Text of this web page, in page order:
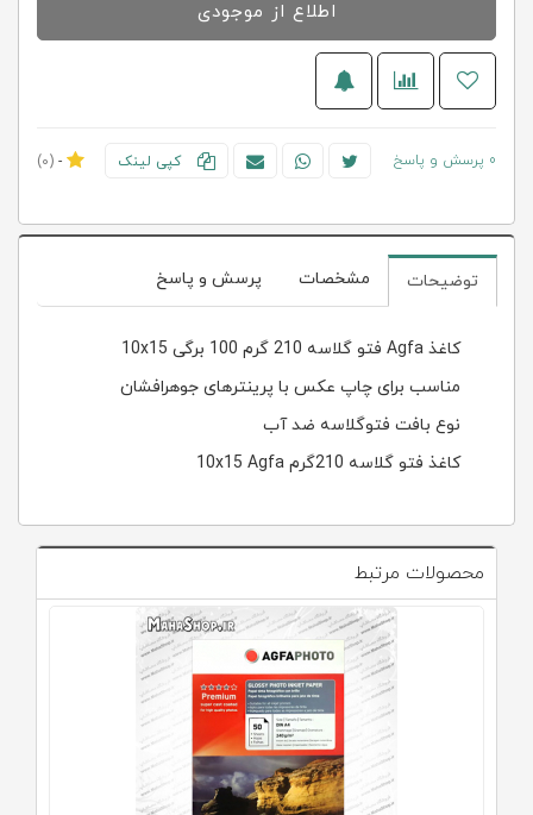
اطلاع از موجودی
0 پرسش و پاسخ کپی لینک -
(0)
توضیحات مشخصات پرسش و پاسخ
کاغذ Agfa فتو گلاسه 210 گرم 100 برگی 10x15
مناسب برای چاپ عکس با پرینترهای جوهرافشان
نوع بافت فتوگلاسه ضد آب
کاغذ فتو گلاسه 210گرم 10x15 Agfa
محصولات مرتبط